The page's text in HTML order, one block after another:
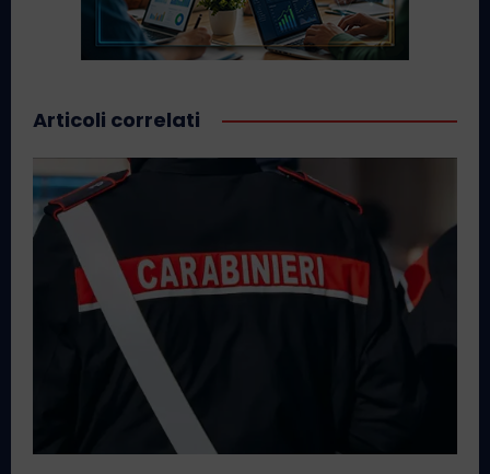
Articoli correlati